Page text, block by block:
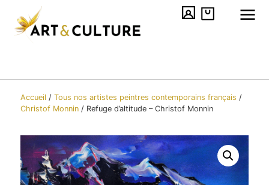
Accueil / Tous nos artistes peintres contemporains​ français /
Christof Monnin/ Refuge d’altitude – Christof Monnin